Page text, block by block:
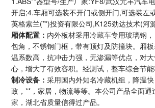
开启;4.车厢可选装不开门或侧开门,可选装
英格索兰(**)投资有限公司,K125劲达技术(
厢体配置 ： 内外板材采用冷藏车专用玻璃钢
包角，不锈钢门框，带有顶灯及防撞块。厢
温系数高，抗冲击力强，无渗漏等优点，对
心，增大了有效容积。经测试，整车综合节
制冷设备：采用国内外知名冷藏机组，降温
政，**，家居，物流等等。本公司产品全面
家 ，湖北省质量信得过产品。